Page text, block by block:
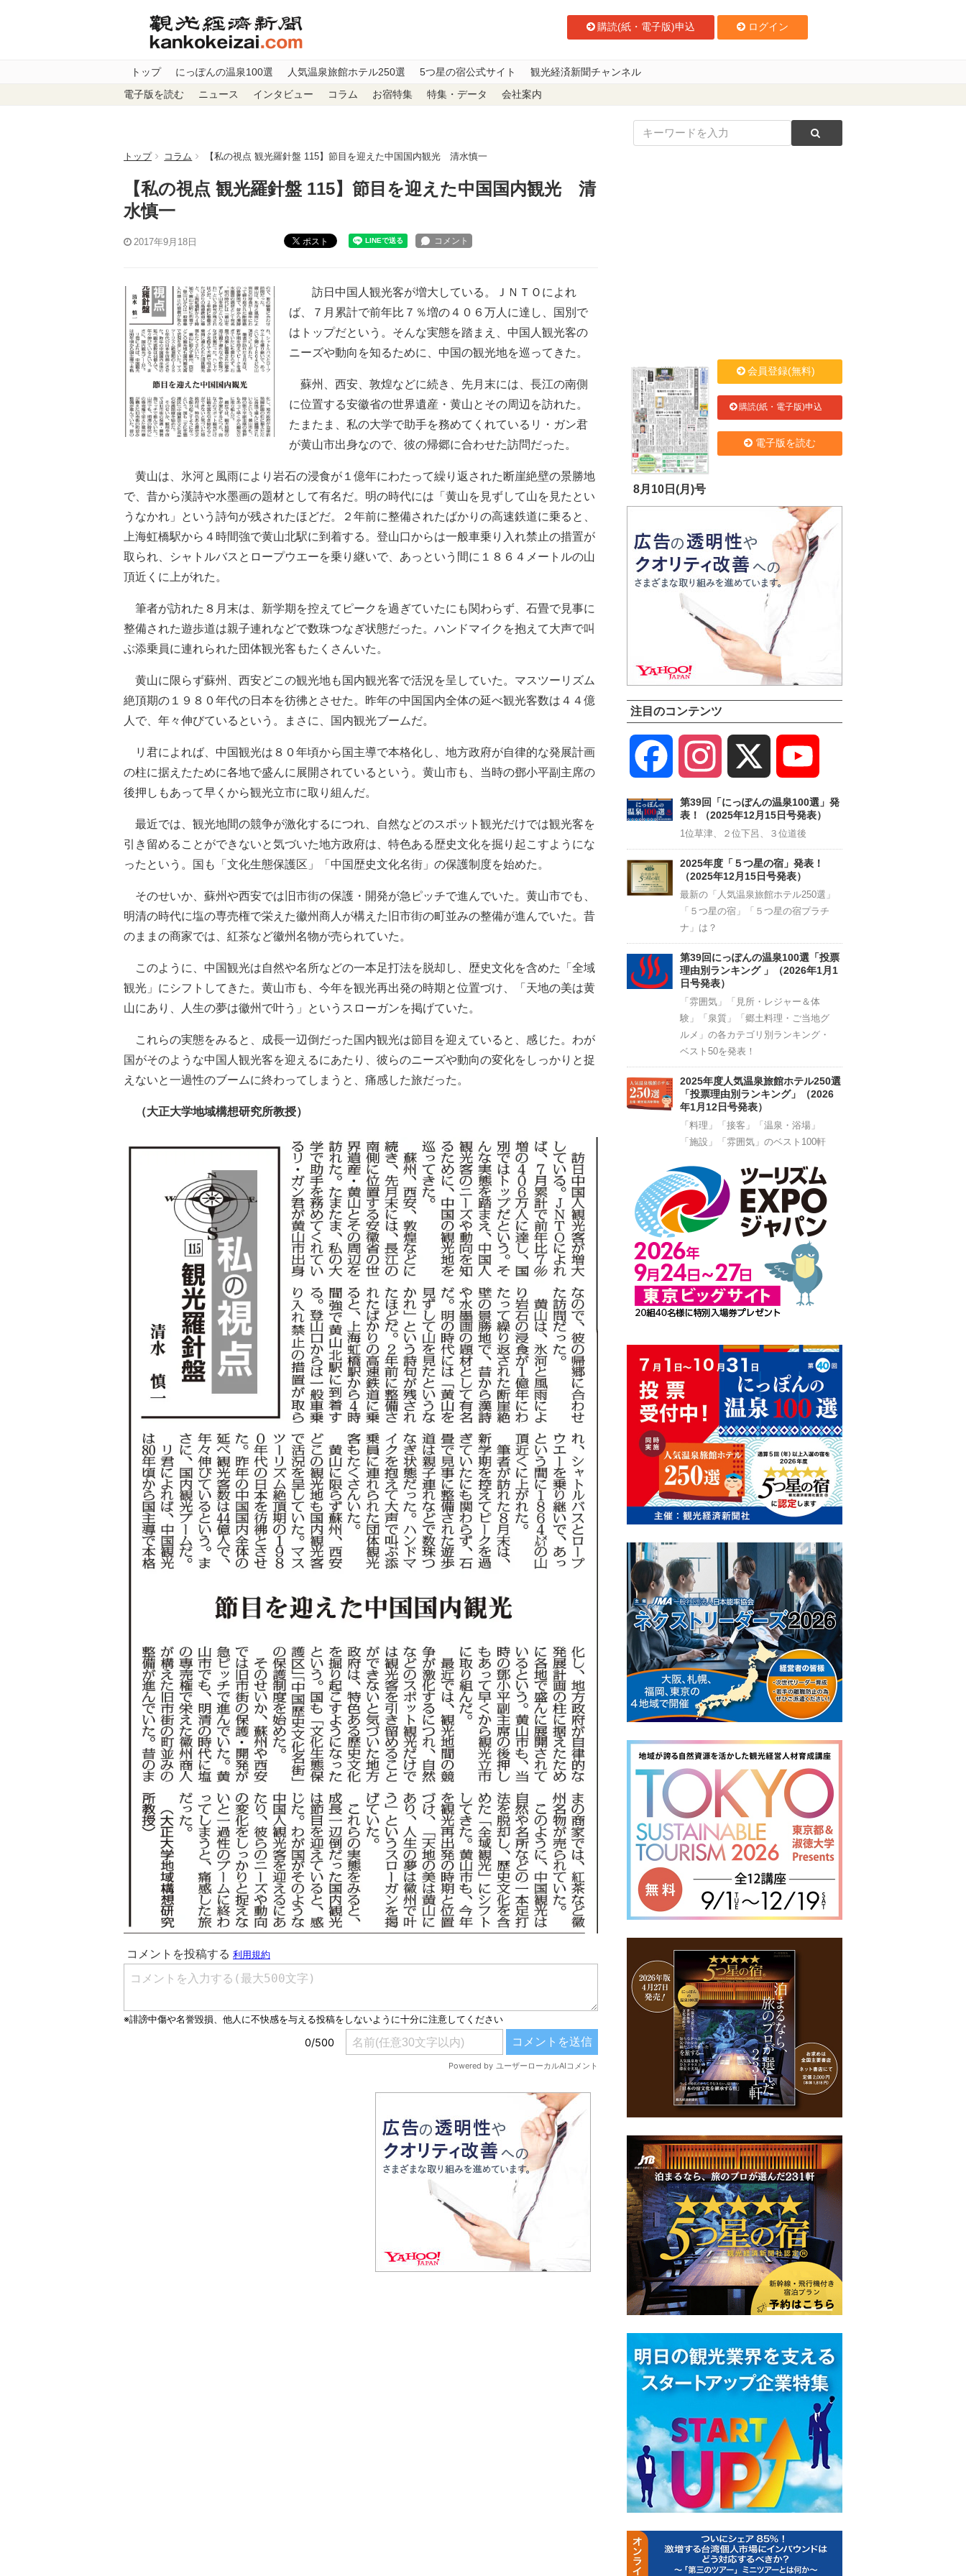
購読(紙・電子版)申込 ログイン
トップ にっぽんの温泉100選 人気温泉旅館ホテル250選 5つ星の宿公式サイト 観光経済新聞チャンネル
電子版を読む ニュース インタビュー コラム お宿特集 特集・データ 会社案内
トップ コラム 【私の視点 観光羅針盤 115】節目を迎えた中国国内観光 清水慎一
【私の視点 観光羅針盤 115】節目を迎えた中国国内観光 清
水慎一
2017年9月18日 ポスト
訪日中国人観光客が増大している。ＪＮＴＯによれ
ば、７月累計で前年比７％増の４０６万人に達し、国別で
はトップだという。そんな実態を踏まえ、中国人観光客の
ニーズや動向を知るために、中国の観光地を巡ってきた。
蘇州、西安、敦煌などに続き、先月末には、長江の南側
に位置する安徽省の世界遺産・黄山とその周辺を訪れた。
たまたま、私の大学で助手を務めてくれているリ・ガン君
が黄山市出身なので、彼の帰郷に合わせた訪問だった。
黄山は、氷河と風雨により岩石の浸食が１億年にわたって繰り返された断崖絶壁の景勝地
で、昔から漢詩や水墨画の題材として有名だ。明の時代には「黄山を見ずして山を見たとい
うなかれ」という詩句が残されたほどだ。２年前に整備されたばかりの高速鉄道に乗ると、
上海虹橋駅から４時間強で黄山北駅に到着する。登山口からは一般車乗り入れ禁止の措置が
取られ、シャトルバスとロープウエーを乗り継いで、あっという間に１８６４メートルの山
頂近くに上がれた。
筆者が訪れた８月末は、新学期を控えてピークを過ぎていたにも関わらず、石畳で見事に
整備された遊歩道は親子連れなどで数珠つなぎ状態だった。ハンドマイクを抱えて大声で叫
ぶ添乗員に連れられた団体観光客もたくさんいた。
黄山に限らず蘇州、西安どこの観光地も国内観光客で活況を呈していた。マスツーリズム
絶頂期の１９８０年代の日本を彷彿とさせた。昨年の中国国内全体の延べ観光客数は４４億
人で、年々伸びているという。まさに、国内観光ブームだ。
リ君によれば、中国観光は８０年頃から国主導で本格化し、地方政府が自律的な発展計画
の柱に据えたために各地で盛んに展開されているという。黄山市も、当時の鄧小平副主席の
後押しもあって早くから観光立市に取り組んだ。
最近では、観光地間の競争が激化するにつれ、自然などのスポット観光だけでは観光客を
引き留めることができないと気づいた地方政府は、特色ある歴史文化を掘り起こすようにな
ったという。国も「文化生態保護区」「中国歴史文化名街」の保護制度を始めた。
そのせいか、蘇州や西安では旧市街の保護・開発が急ピッチで進んでいた。黄山市でも、
明清の時代に塩の専売権で栄えた徽州商人が構えた旧市街の町並みの整備が進んでいた。昔
のままの商家では、紅茶など徽州名物が売られていた。
このように、中国観光は自然や名所などの一本足打法を脱却し、歴史文化を含めた「全域
観光」にシフトしてきた。黄山市も、今年を観光再出発の時期と位置づけ、「天地の美は黄
山にあり、人生の夢は徽州で叶う」というスローガンを掲げていた。
これらの実態をみると、成長一辺倒だった国内観光は節目を迎えていると、感じた。わが
国がそのような中国人観光客を迎えるにあたり、彼らのニーズや動向の変化をしっかりと捉
えないと一過性のブームに終わってしまうと、痛感した旅だった。
（大正大学地域構想研究所教授）
8月10日(月)号
会員登録(無料)
購読(紙・電子版)申込
電子版を読む
注目のコンテンツ
Facebook Instagram
Channel
第39回「にっぽんの温泉100選」発
表！（2025年12月15日号発表）
1位草津、２位下呂、３位道後
2025年度「５つ星の宿」発表！
（2025年12月15日号発表）
最新の「人気温泉旅館ホテル250選」
「５つ星の宿」「５つ星の宿プラチ
ナ」は？
第39回にっぽんの温泉100選「投票
理由別ランキング 」（2026年1月1
日号発表）
「雰囲気」「見所・レジャー＆体
験」「泉質」「郷土料理・ご当地グ
ルメ」の各カテゴリ別ランキング・
ベスト50を発表！
2025年度人気温泉旅館ホテル250選
「投票理由別ランキング」（2026
年1月12日号発表）
「料理」「接客」「温泉・浴場」
「施設」「雰囲気」のベスト100軒